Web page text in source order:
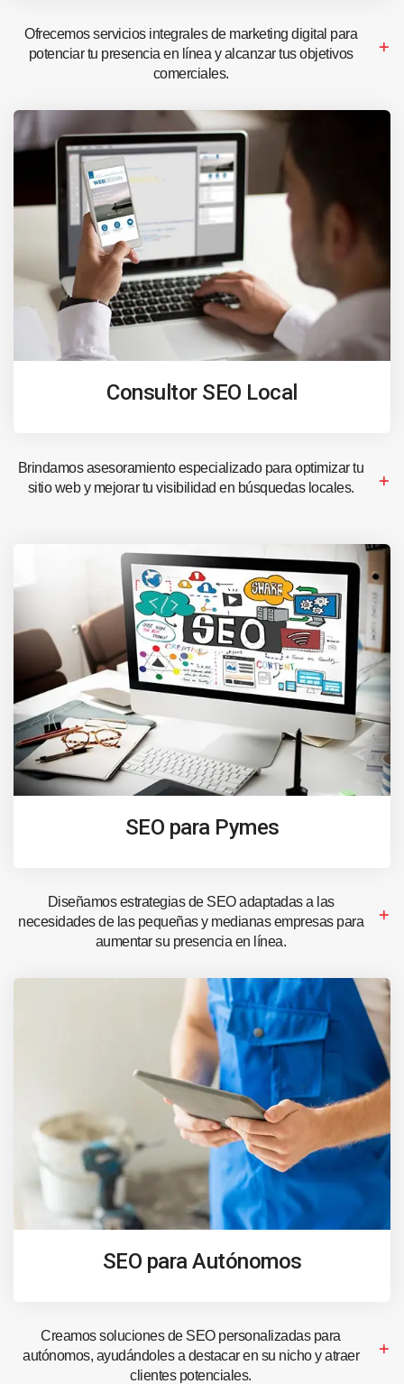
Ofrecemos servicios integrales de marketing digital para
potenciar tu presencia en línea y alcanzar tus objetivos
comerciales.
Consultor SEO Local
Brindamos asesoramiento especializado para optimizar tu
sitio web y mejorar tu visibilidad en búsquedas locales.
SEO para Pymes
Diseñamos estrategias de SEO adaptadas a las
necesidades de las pequeñas y medianas empresas para
aumentar su presencia en línea.
SEO para Autónomos
Creamos soluciones de SEO personalizadas para
autónomos, ayudándoles a destacar en su nicho y atraer
clientes potenciales.